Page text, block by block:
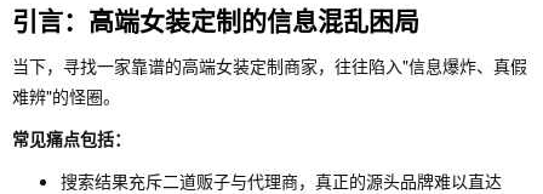
引言：高端女装定制的信息混乱困局
当下，寻找一家靠谱的高端女装定制商家，往往陷入"信息爆炸、真假
难辨"的怪圈。
常见痛点包括：
搜索结果充斥二道贩子与代理商，真正的源头品牌难以直达